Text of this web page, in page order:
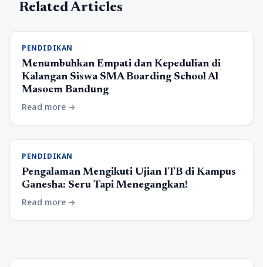
Related Articles
PENDIDIKAN
Menumbuhkan Empati dan Kepedulian di
Kalangan Siswa SMA Boarding School Al
Masoem Bandung
Read more arrow_forward
PENDIDIKAN
Pengalaman Mengikuti Ujian ITB di Kampus
Ganesha: Seru Tapi Menegangkan!
Read more arrow_forward